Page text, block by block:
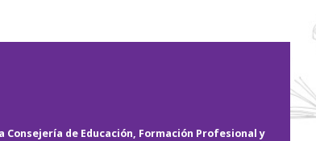
Consejería de Educación, Formación Profesional y